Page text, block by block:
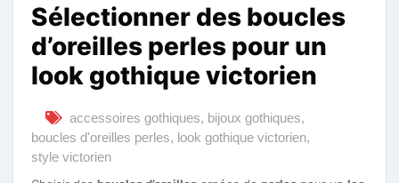
Sélectionner des boucles
d’oreilles perles pour un
look gothique victorien
accessoires gothiques, bijoux gothiques,
boucles d'oreilles perles, look gothique victorien,
style victorien